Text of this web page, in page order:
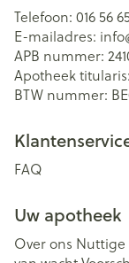
Telefoon: 016 56
E-mailadres:
APB nummer:
Apotheek titularis:
BTW nummer:
FAQ
Uw apotheek
Over ons Nuttige